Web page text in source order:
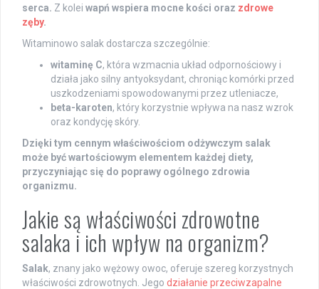
serca. Z kolei wapń wspiera mocne kości oraz zdrowe
zęby.
Witaminowo salak dostarcza szczególnie:
witaminę C, która wzmacnia układ odpornościowy i
działa jako silny antyoksydant, chroniąc komórki przed
uszkodzeniami spowodowanymi przez utleniacze,
beta-karoten, który korzystnie wpływa na nasz wzrok
oraz kondycję skóry.
Dzięki tym cennym właściwościom odżywczym salak
może być wartościowym elementem każdej diety,
przyczyniając się do poprawy ogólnego zdrowia
organizmu.
Jakie są właściwości zdrowotne
salaka i ich wpływ na organizm?
Salak, znany jako wężowy owoc, oferuje szereg korzystnych
właściwości zdrowotnych. Jego działanie przeciwzapalne